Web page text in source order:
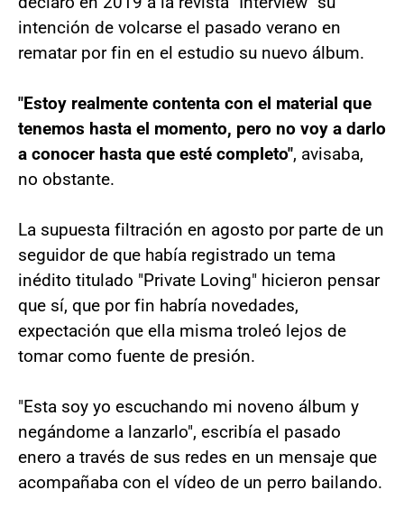
intención de volcarse el pasado verano en
rematar por fin en el estudio su nuevo álbum.
"Estoy realmente contenta con el material que
tenemos hasta el momento, pero no voy a darlo
a conocer hasta que esté completo", avisaba,
no obstante.
La supuesta filtración en agosto por parte de un
seguidor de que había registrado un tema
inédito titulado "Private Loving" hicieron pensar
que sí, que por fin habría novedades,
expectación que ella misma troleó lejos de
tomar como fuente de presión.
"Esta soy yo escuchando mi noveno álbum y
negándome a lanzarlo", escribía el pasado
enero a través de sus redes en un mensaje que
acompañaba con el vídeo de un perro bailando.